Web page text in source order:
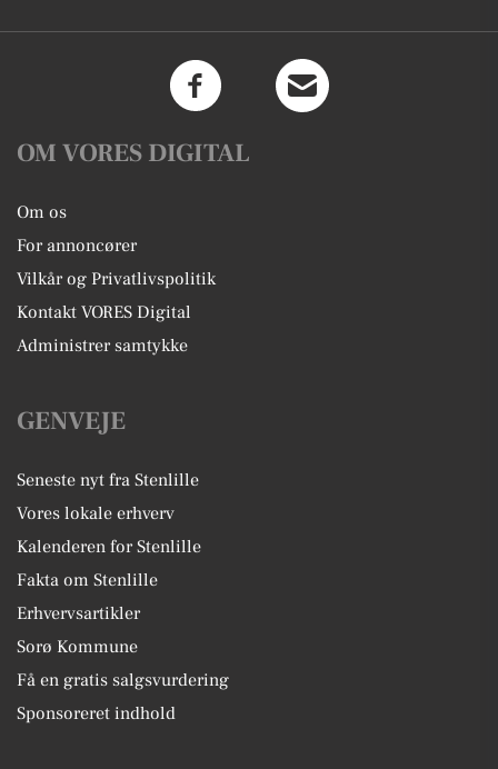
OM VORES DIGITAL
Om os
For annoncører
Vilkår og Privatlivspolitik
Kontakt VORES Digital
Administrer samtykke
GENVEJE
Seneste nyt fra Stenlille
Vores lokale erhverv
Kalenderen for Stenlille
Fakta om Stenlille
Erhvervsartikler
Sorø Kommune
Få en gratis salgsvurdering
Sponsoreret indhold